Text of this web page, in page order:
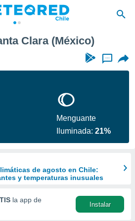
Clara (México)
...
Menguante
Iluminada:21%
de agosto en Chile:
y temperaturas inusuales
la app de
Instalar